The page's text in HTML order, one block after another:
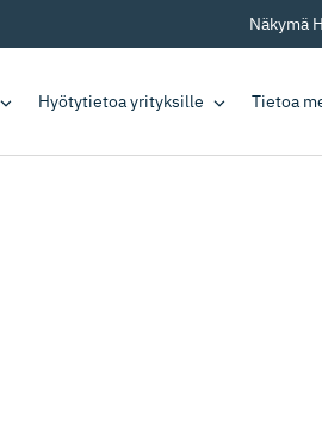
Näkymä
Hyötytietoa yrityksille Tietoa